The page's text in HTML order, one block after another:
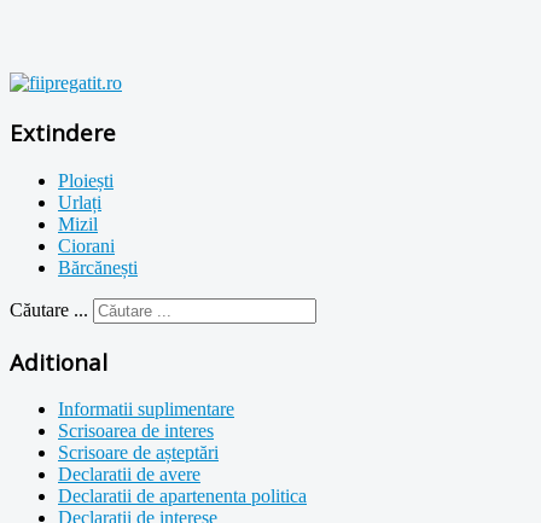
Extindere
Ploiești
Urlați
Mizil
Ciorani
Bărcănești
Căutare ...
Aditional
Informatii suplimentare
Scrisoarea de interes
Scrisoare de așteptări
Declaratii de avere
Declaratii de apartenenta politica
Declaratii de interese